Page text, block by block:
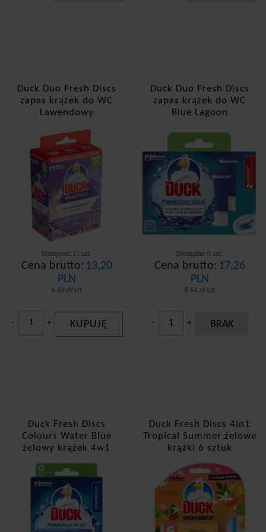
Duck Duo Fresh Discs
zapas krążek do WC
Lawendowy
Dostępne: 11 szt.
Cena brutto: 13,20
PLN
6,60 zł/szt
- + KUPUJĘ
Duck Duo Fresh Discs
zapas krążek do WC
Blue Lagoon
Dostępne: 0 szt.
Cena brutto: 17,26
PLN
8,63 zł/szt
- + BRAK
Duck Fresh Discs
Colours Water Blue
żelowy krążek 4w1
Duck Fresh Discs 4in1
Tropical Summer żelowe
krążki 6 sztuk